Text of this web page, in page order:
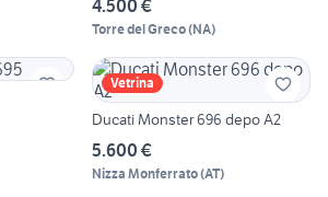
4.500 €
Torre del Greco(NA)
Vetrina
Ducati Monster 696 depo A2
5.600 €
Nizza Monferrato(AT)